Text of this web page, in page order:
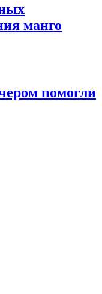
манго
помогли